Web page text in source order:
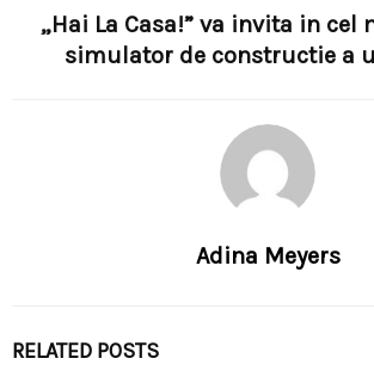
„Hai La Casa!” va invita in cel
simulator de constructie a
Adina Meyers
RELATED POSTS